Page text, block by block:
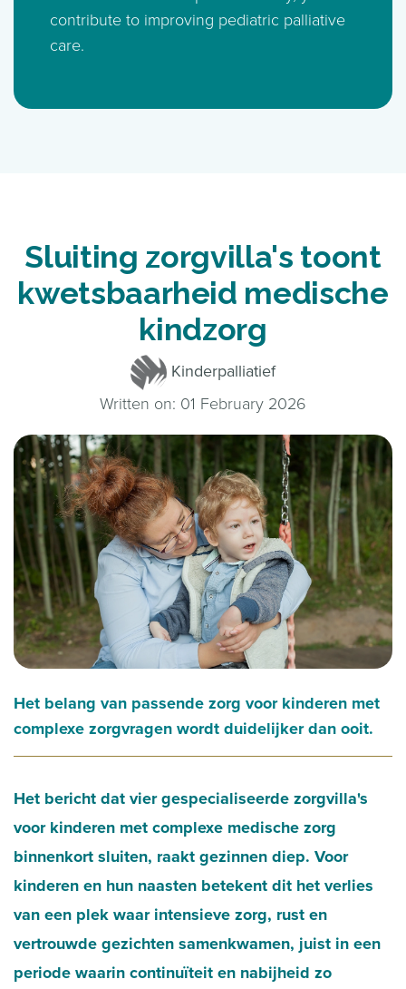
contribute to improving pediatric palliative
care.
Sluiting zorgvilla's toont
kwetsbaarheid medische
kindzorg
Kinderpalliatief
Written on: 01 February 2026
Het belang van passende zorg voor kinderen met
complexe zorgvragen wordt duidelijker dan ooit.
Het bericht dat vier gespecialiseerde zorgvilla's
voor kinderen met complexe medische zorg
binnenkort sluiten, raakt gezinnen diep. Voor
kinderen en hun naasten betekent dit het verlies
van een plek waar intensieve zorg, rust en
vertrouwde gezichten samenkwamen, juist in een
periode waarin continuïteit en nabijheid zo